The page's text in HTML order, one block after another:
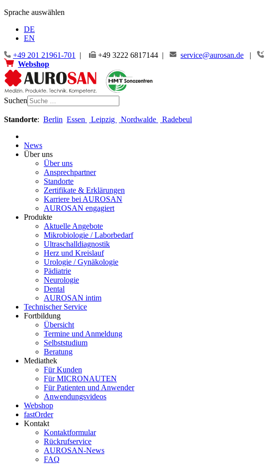
Sprache auswählen
DE
EN
+49 201 21961-701
| +49 3222 6817144 | service@aurosan.de |
Webshop
Suchen
Standorte: Berlin Essen Leipzig Nordwalde Radebeul
News
Über uns
Über uns
Ansprechpartner
Standorte
Zertifikate & Erklärungen
Karriere bei AUROSAN
AUROSAN engagiert
Produkte
Aktuelle Angebote
Mikrobiologie / Laborbedarf
Ultraschalldiagnostik
Herz und Kreislauf
Urologie / Gynäkologie
Pädiatrie
Neurologie
Dental
AUROSAN intim
Technischer Service
Fortbildung
Übersicht
Termine und Anmeldung
Selbststudium
Beratung
Mediathek
Für Kunden
Für MICRONAUTEN
Für Patienten und Anwender
Anwendungsvideos
Webshop
fastOrder
Kontakt
Kontaktformular
Rückrufservice
AUROSAN-News
FAQ